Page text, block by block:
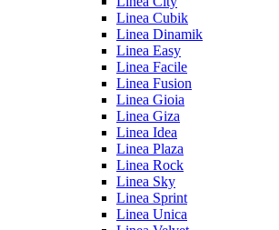
Linea Cubik
Linea Dinamik
Linea Easy
Linea Facile
Linea Fusion
Linea Gioia
Linea Giza
Linea Idea
Linea Plaza
Linea Rock
Linea Sky
Linea Sprint
Linea Unica